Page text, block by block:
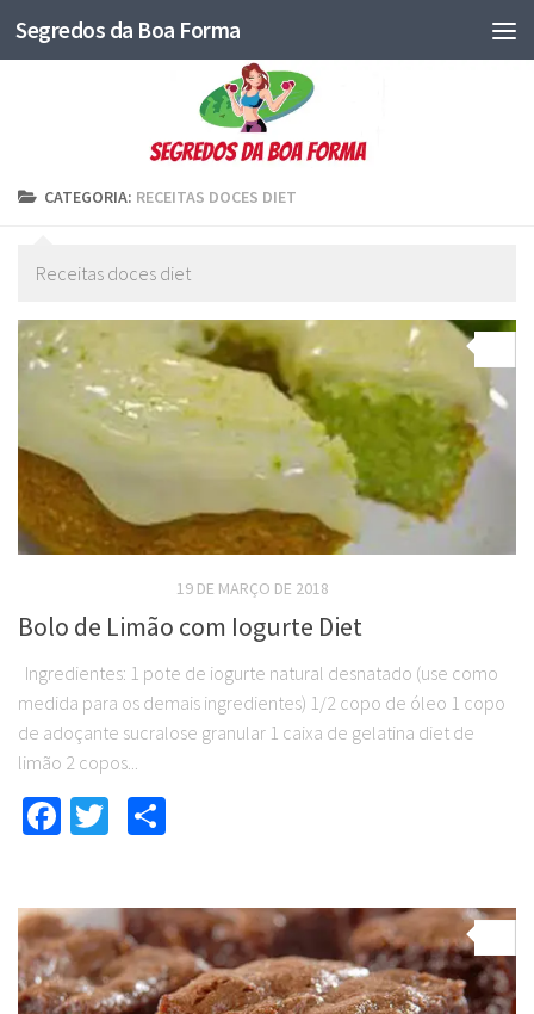
Segredos da Boa Forma
CATEGORIA: RECEITAS DOCES DIET
Receitas doces diet
19 DE MARÇO DE 2018
Bolo de Limão com Iogurte Diet
Ingredientes: 1 pote de iogurte natural desnatado (use como
medida para os demais ingredientes) 1/2 copo de óleo 1 copo
de adoçante sucralose granular 1 caixa de gelatina diet de
limão 2 copos...
Facebook
Twitter